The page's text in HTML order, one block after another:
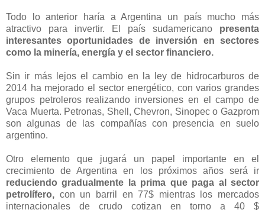
Todo lo anterior haría a Argentina un país mucho más
atractivo para invertir. El país sudamericano presenta
interesantes oportunidades de inversión en sectores
como la minería, energía y el sector financiero.
Sin ir más lejos el cambio en la ley de hidrocarburos de
2014 ha mejorado el sector energético, con varios grandes
grupos petroleros realizando inversiones en el campo de
Vaca Muerta. Petronas, Shell, Chevron, Sinopec o Gazprom
son algunas de las compañías con presencia en suelo
argentino.
Otro elemento que jugará un papel importante en el
crecimiento de Argentina en los próximos años será ir
reduciendo gradualmente la prima que paga al sector
petrolífero, con un barril en 77$ mientras los mercados
internacionales de crudo cotizan en torno a 40 $